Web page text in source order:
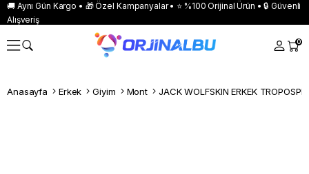
🚚 Aynı Gün Kargo • 🎁 Özel Kampanyalar • ⭐ %100 Orijinal Ürün • 🔒 Güvenli
Alışveriş
0
Anasayfa Erkek Giyim Mont